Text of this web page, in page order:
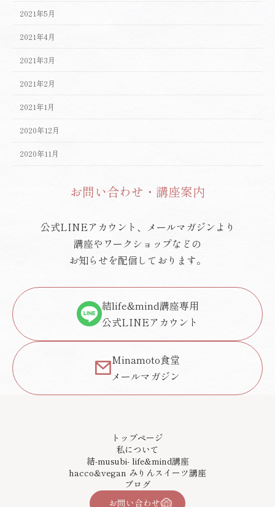
2021年5月
2021年4月
2021年3月
2021年2月
2021年1月
2020年12月
2020年11月
お問い合わせ・講座案内
公式LINEアカウント、メールマガジンより
講座やワークショップなどの
お知らせを配信しております。
結life&mind講座専用
公式LINEアカウント
Minamoto食堂
メールマガジン
トップページ
私について
結-musubi- life&mind講座
hacco&vegan みりんスイーツ講座
ブログ
お問い合わせ